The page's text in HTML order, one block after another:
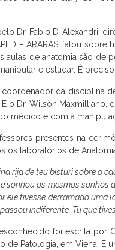
Dr. Fabio D’ Alexandri,
– ARARAS, falou
aulas de anatomia são de
e estudar. É
coordenador da disciplina
o Dr. Wilson
médico e com a
presentes na
os laboratórios de
rija de teu bisturi sobre o
sonhou os mesmos
ele tivesse derramado uma
indiferente. Tu que
foi escrita por
de Patologia, em Viena. É